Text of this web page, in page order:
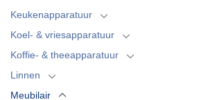
Keukenapparatuur
Koel- & vriesapparatuur
Koffie- & theeapparatuur
Linnen
Meubilair